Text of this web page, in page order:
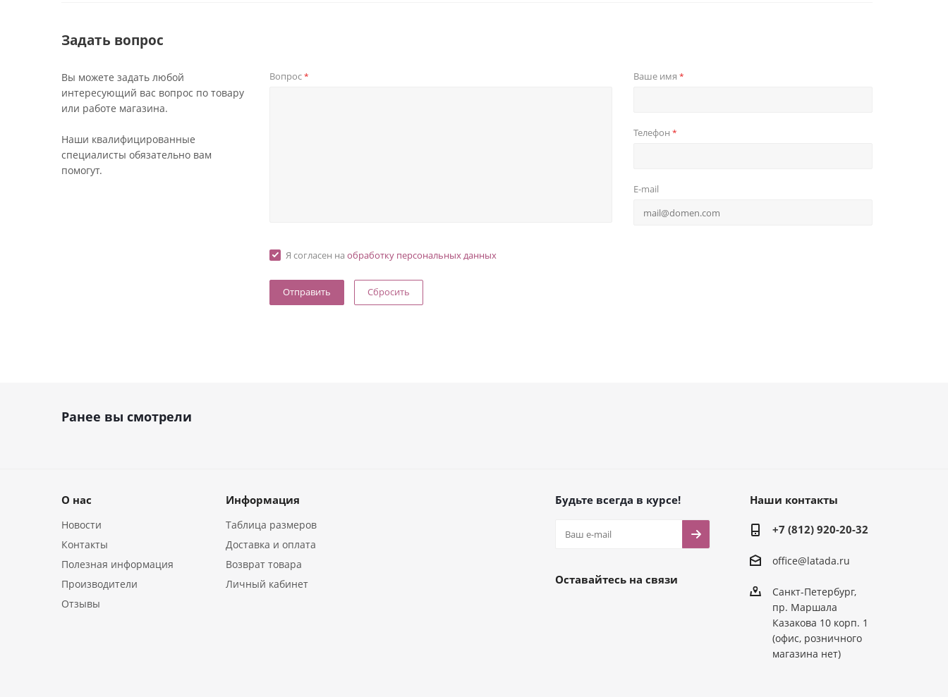
Задать вопрос
Вы можете задать любой
интересующий вас вопрос по товару
или работе магазина.
Наши квалифицированные
специалисты обязательно вам
помогут.
Вопрос* Ваше имя*
Телефон*
E-mail
Я согласен на обработку персональных данных
Сбросить
Ранее вы смотрели
О нас
Новости
Контакты
Полезная информация
Производители
Отзывы
Информация
Таблица размеров
Доставка и оплата
Возврат товара
Личный кабинет
Будьте всегда в курсе!
Оставайтесь на связи
Наши контакты
+7 (812) 920-20-32
office@latada.ru
Санкт-Петербург,
пр. Маршала
Казакова 10 корп. 1
(офис, розничного
магазина нет)